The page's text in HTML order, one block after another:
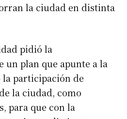
*
la ciudad en distinta
pidió la
un plan que apunte a la
participación de
la ciudad, como
para que con la